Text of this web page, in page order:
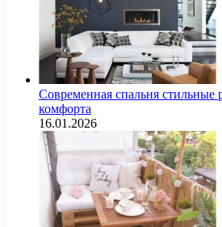
Современная спальня стильные
комфорта
16.01.2026